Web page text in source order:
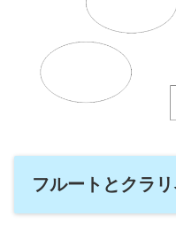
フルートとクラリ